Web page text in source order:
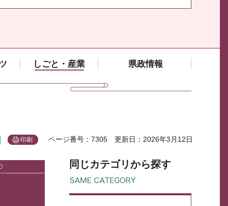
しごと・産業 県政情報
印刷 ページ番号：7305 更新日：2026年3月12日
同じカテゴリから探す